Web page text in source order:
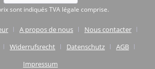
sont indiqués TVA légale comprise.
A propos de nous
Nous contacter
Widerrufsrecht Datenschutz
AGB
Impressum